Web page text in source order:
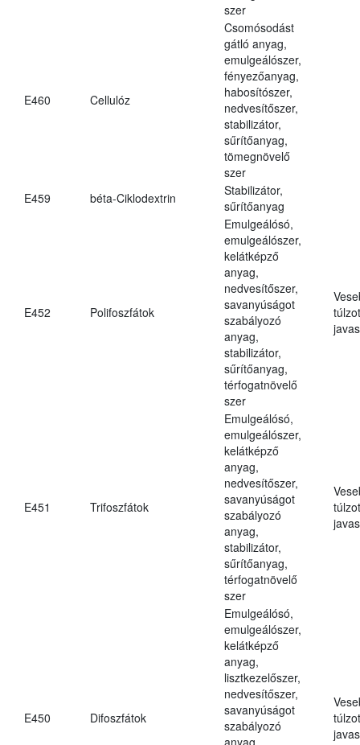
szer
E460 Cellulóz
Csomósodást
gátló anyag,
emulgeálószer,
fényezőanyag,
habosítószer,
nedvesítőszer,
stabilizátor,
sűrítőanyag,
tömegnövelő
szer
E459
béta-Ciklodextrin
Stabilizátor,
sűrítőanyag
E452 Polifoszfátok
Emulgeálósó,
emulgeálószer,
kelátképző
anyag,
nedvesítőszer,
savanyúságot
szabályozó
anyag,
stabilizátor,
sűrítőanyag,
térfogatnövelő
szer
E451 Trifoszfátok
Emulgeálósó,
emulgeálószer,
kelátképző
anyag,
nedvesítőszer,
savanyúságot
szabályozó
anyag,
stabilizátor,
sűrítőanyag,
térfogatnövelő
szer
E450 Difoszfátok
Emulgeálósó,
emulgeálószer,
kelátképző
anyag,
lisztkezelőszer,
nedvesítőszer,
savanyúságot
szabályozó
anyag,